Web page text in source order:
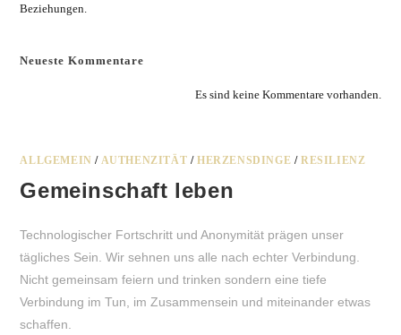
Beziehungen.
Neueste Kommentare
Es sind keine Kommentare vorhanden.
ALLGEMEIN / AUTHENZITÄT /HERZENSDINGE /RESILIENZ
Gemeinschaft leben
Technologischer Fortschritt und Anonymität prägen unser
tägliches Sein. Wir sehnen uns alle nach echter Verbindung.
Nicht gemeinsam feiern und trinken sondern eine tiefe
Verbindung im Tun, im Zusammensein und miteinander etwas
schaffen.